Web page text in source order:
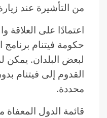
من التأشيرة عند
اعتمادًا على العلاقة
حكومة فيتنام برنامج
لبعض البلدان. يمكن
القدوم إلى فيتنام
محددة.
قائمة الدول المعفاة